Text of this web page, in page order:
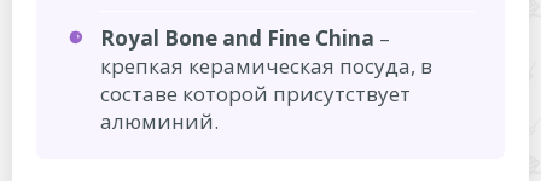
Royal Bone and Fine China –
крепкая керамическая посуда, в
составе которой присутствует
алюминий.